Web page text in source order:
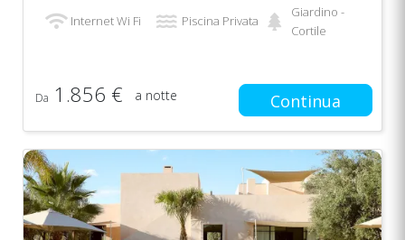
Internet Wi Fi Piscina Privata
Giardino -
Cortile
Da 1.856 € a notte Continua